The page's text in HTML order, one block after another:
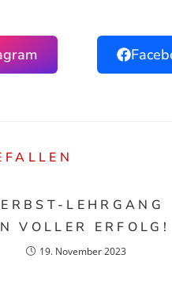
LEHRGANG
VOLLER ERFOLG!
19. November 2023